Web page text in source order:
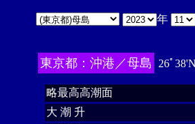
年
東京都：沖港／母島 26ﾟ
略最高高潮面
大 潮 升